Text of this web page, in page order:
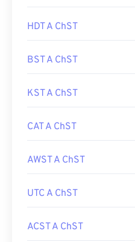
HDT A ChST
BST A ChST
KST A ChST
CAT A ChST
AWST A ChST
UTC A ChST
ACST A ChST